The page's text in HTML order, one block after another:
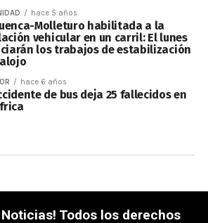
hace 5 años
Molleturo habilitada a la
vehicular en un carril: El lunes
los trabajos de estabilización
hace 6 años
de bus deja 25 fallecidos en
Todos los derechos